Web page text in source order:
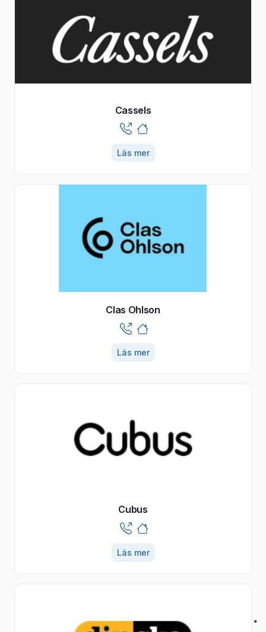
Cassels
Läs mer
Clas Ohlson
Läs mer
Cubus
Läs mer